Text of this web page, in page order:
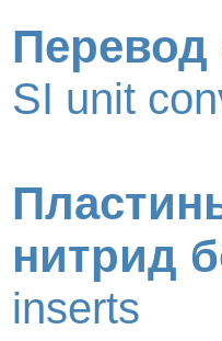
Перевод
SI unit
нитрид
inserts